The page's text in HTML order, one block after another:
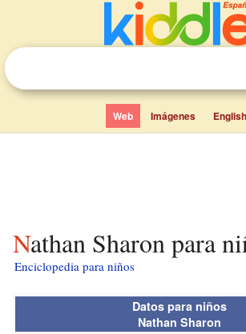
Web Imágenes English
Nathan Sharon para
Enciclopedia para niños
Datos para niños
Nathan Sharon